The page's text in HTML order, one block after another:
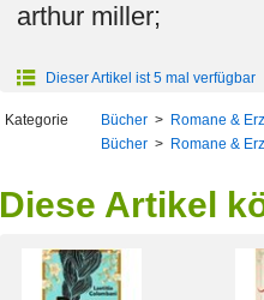
arthur miller;
Dieser Artikel ist 5 mal verfügbar
Kategorie Bücher > Romane &
Bücher > Romane &
Diese Artikel